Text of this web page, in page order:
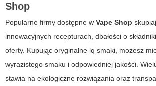
Shop
Popularne firmy dostępne w Vape Shop
innowacyjnych recepturach, dbałości o
oferty. Kupując oryginalne lq smaki , możesz
wyrazistego smaku i odpowiedniej jakości.
stawia na ekologiczne rozwiązania oraz